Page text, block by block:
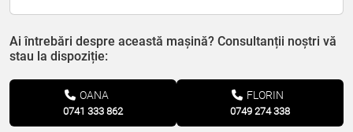
Ai întrebări despre această mașină? Consultanții noștri vă
stau la dispoziție:
OANA
0741 333 862
FLORIN
0749 274 338